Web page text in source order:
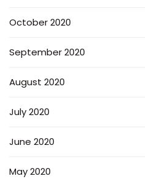
October 2020
September 2020
August 2020
July 2020
June 2020
May 2020